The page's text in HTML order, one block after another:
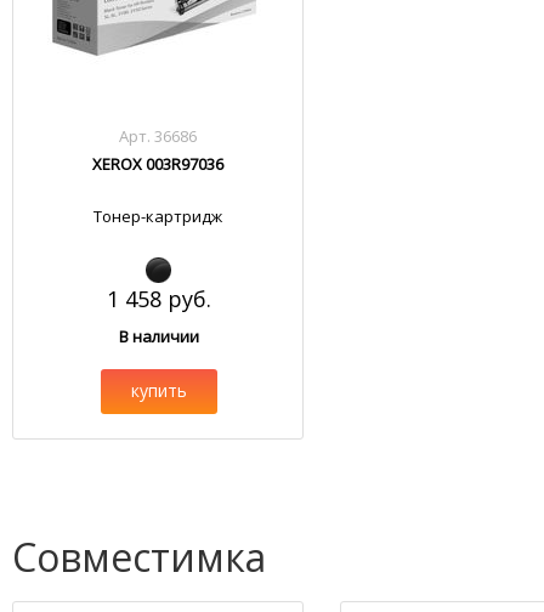
Арт. 36686
XEROX 003R97036
Тонер-картридж
1 458 руб.
В наличии
купить
Совместимка